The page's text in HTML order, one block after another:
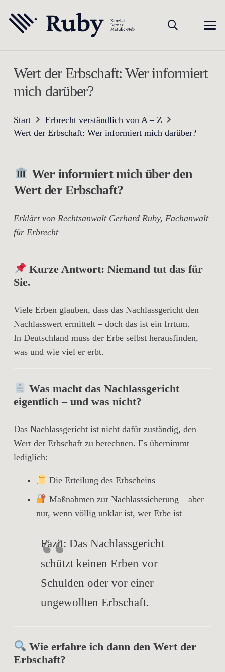
Wert der Erbschaft: Wer informiert
mich darüber?
Start
Erbrecht verständlich von A – Z
Wert der Erbschaft: Wer informiert mich darüber?
Wer informiert mich über den
Wert der Erbschaft?
Erklärt von Rechtsanwalt Gerhard Ruby, Fachanwalt
für Erbrecht
Kurze Antwort: Niemand tut das für
Sie.
Viele Erben glauben, dass das Nachlassgericht den
Nachlasswert ermittelt – doch das ist ein Irrtum.
In Deutschland muss der Erbe selbst herausfinden,
was und wie viel er erbt.
Was macht das Nachlassgericht
eigentlich – und was nicht?
Das Nachlassgericht ist nicht dafür zuständig, den
Wert der Erbschaft zu berechnen. Es übernimmt
lediglich:
Die Erteilung des Erbscheins
Maßnahmen zur Nachlasssicherung – aber
nur, wenn völlig unklar ist, wer Erbe ist
Fazit: Das Nachlassgericht
schützt keinen Erben vor
Schulden oder vor einer
ungewollten Erbschaft.
Wie erfahre ich dann den Wert der
Erbschaft?